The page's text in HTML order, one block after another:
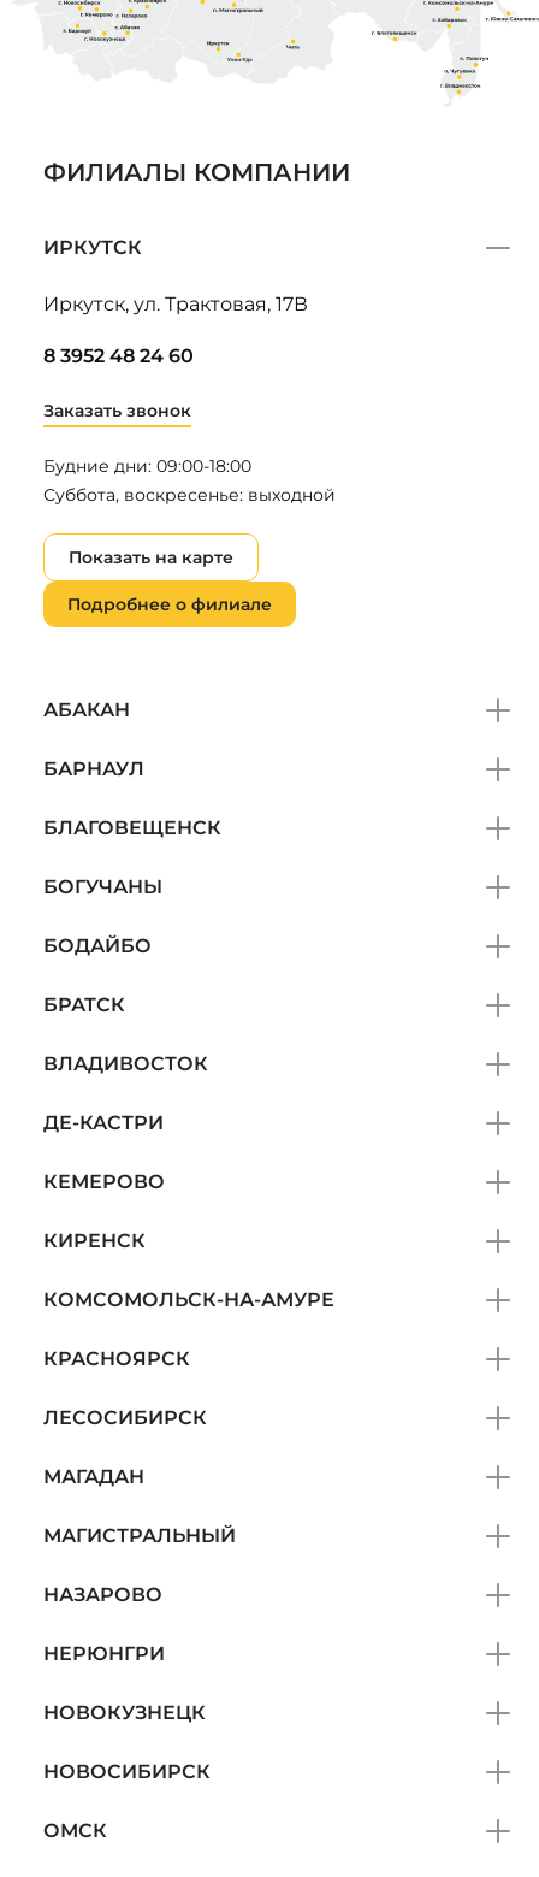
ФИЛИАЛЫ КОМПАНИИ
ИРКУТСК
Иркутск, ул. Трактовая, 17В
8 3952 48 24 60
Заказать звонок
Будние дни: 09:00-18:00
Суббота, воскресенье: выходной
Показать на карте
Подробнее о филиале
АБАКАН
БАРНАУЛ
БЛАГОВЕЩЕНСК
БОГУЧАНЫ
БОДАЙБО
БРАТСК
ВЛАДИВОСТОК
ДЕ-КАСТРИ
КЕМЕРОВО
КИРЕНСК
КОМСОМОЛЬСК-НА-АМУРЕ
КРАСНОЯРСК
ЛЕСОСИБИРСК
МАГАДАН
МАГИСТРАЛЬНЫЙ
НАЗАРОВО
НЕРЮНГРИ
НОВОКУЗНЕЦК
НОВОСИБИРСК
ОМСК